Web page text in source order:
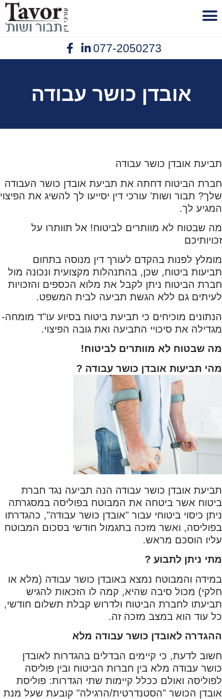
077-2050273
אובדן כושר עבודה
תביעת אובדן כושר עבודה
חברת הביטוח דחתה את תביעת אובדן כושר העבודה
שלך? תבור ושות' עורכי דין יסייעו לך להשיג את הפיצוי
המגיע לך.
מה שבטוח לא מוותרים לביטוח! אל תוותרו על
זכויותיכם
מומלץ לפנות בהקדם לעורך דין מנוסה בתחום
תביעות ביטוח, שכן, בהתנהלות מקצועית ונכונה מול
חברת הביטוח ניתן לקבל את מלוא הכספים והזכויות
לעיתים גם ללא הגשת תביעה לבית המשפט.
הנתונים מוכיחים כי תביעת ביטוח בסיוע עו"ד מומחה-
מגדילה את סיכויי התביעה ואת גובה הפיצוי.
מה שבטוח לא מוותרים לביטוח!
מהי תביעות אובדן כושר עבודה ?
תביעת אובדן כושר עבודה הנה תביעה נגד חברת
ביטוח אשר ביטחה את המבוטח בפוליסה במסגרתה
ניתן כיסוי ביטוחי עבור "אובדן כושר עבודה", כהגדרתו
בפוליסה, ואשר מזכה בתגמול חודשי בסכום המבוטח
עליו הוסכם מראש.
מתי ניתן לתבוע ?
במידה והמבוטח נמצא באובדן כושר עבודה (מלא או
חלקי) מכול סיבה שהיא, קמה לו הזכאות להגיש
תביעתו לחברת הביטוח ולדרוש קבלת תשלום חודשי,
כל עוד הוא במצב מזכה זה.
ההגדרה לאובדן כושר עבודה מלא
חשוב לדעת, כי קיימים הבדלים בהגדרות לאובדן
כושר עבודה מלא בין חברות הביטוח ובין פוליסה
לפוליסה ואולם ככלל קיימות שתי הגדרות: פוליסת
אובדן הכושר "הסטנדרטית/הרגילה" קובעת שעל מנת